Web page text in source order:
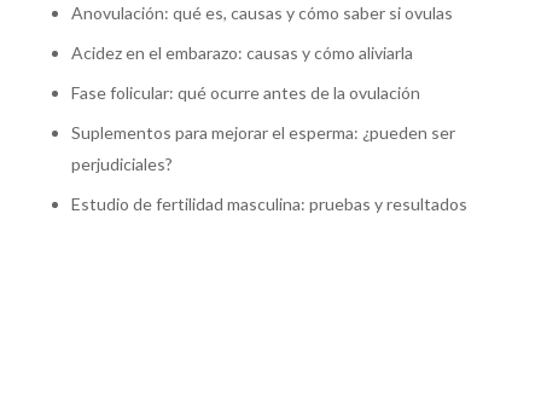
Anovulación: qué es, causas y cómo saber si ovulas
Acidez en el embarazo: causas y cómo aliviarla
Fase folicular: qué ocurre antes de la ovulación
Suplementos para mejorar el esperma: ¿pueden ser
perjudiciales?
Estudio de fertilidad masculina: pruebas y resultados